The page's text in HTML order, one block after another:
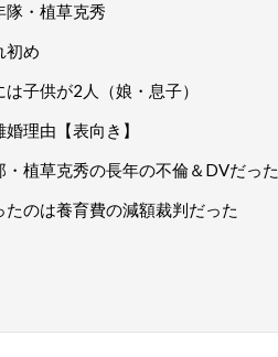
隊・植草克秀
初め
子供が2人（娘・息子）
理由【表向き】
植草克秀の長年の不倫＆DVだった
のは養育費の減額裁判だった